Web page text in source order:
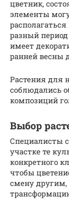
цветник,
элементы
разный
имеет
ранней весны
Растения для
соблюдались
композиций
Выбор
Специалисты
участке те
конкретного
чтобы
смену